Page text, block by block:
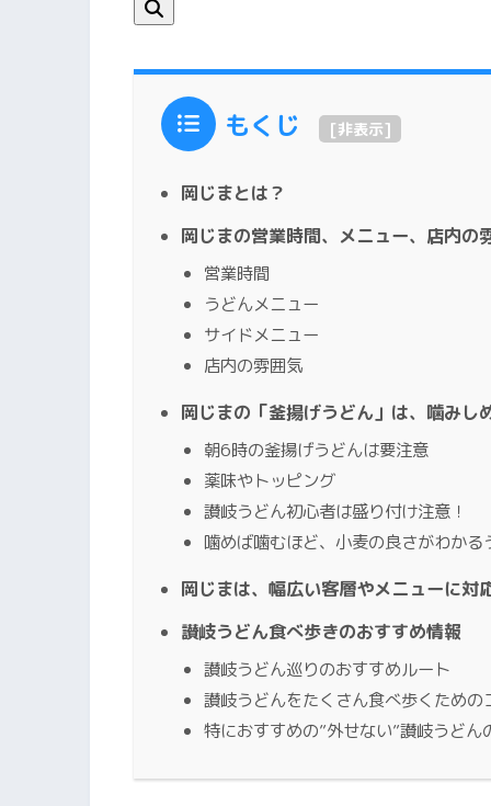
もくじ [非表示]
岡じまとは？
岡じまの営業時間、メニュー、店内の
営業時間
うどんメニュー
サイドメニュー
店内の雰囲気
岡じまの「釜揚げうどん」は、噛みし
朝6時の釜揚げうどんは要注意
薬味やトッピング
讃岐うどん初心者は盛り付け注意！
噛めば噛むほど、小麦の良さがわかる
岡じまは、幅広い客層やメニューに対
讃岐うどん食べ歩きのおすすめ情報
讃岐うどん巡りのおすすめルート
讃岐うどんをたくさん食べ歩くための
特におすすめの”外せない”讃岐うどん